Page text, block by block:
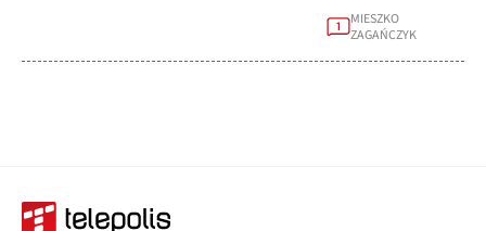
1
MIESZKO
ZAGAŃCZYK